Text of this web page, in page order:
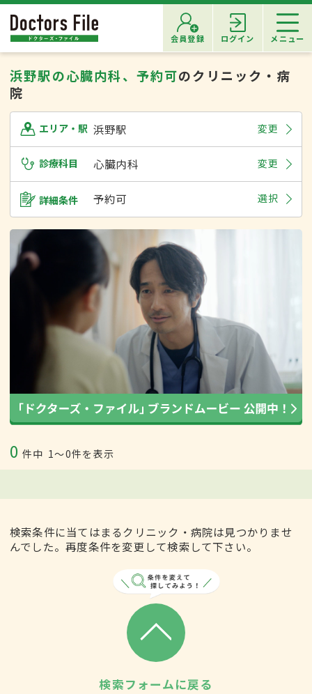
会員登録 ログイン メニュー
浜野駅の心臓内科、予約可のクリニック・病
院
エリア・駅 浜野駅 変更
診療科目 心臓内科 変更
詳細条件 予約可 選択
0 件中 1〜0件を表示
検索条件に当てはまるクリニック・病院は見つかりませ
んでした。再度条件を変更して検索して下さい。
検索フォームに戻る